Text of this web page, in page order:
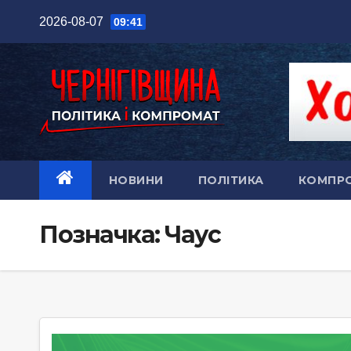
2026-08-07 09:41
НОВИНИ ПОЛІТИКА
Позначка:Чаус